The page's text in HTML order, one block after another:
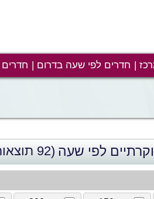
חדרים לפי שעה בדרום חדרים
לפי שעה (92 תוצאות)